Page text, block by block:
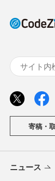
寄稿・
ニュース